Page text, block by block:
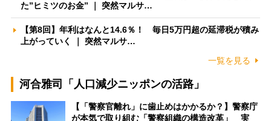
た”ヒミツのお金” ｜ 突然マルサ…
【第8回】年利はなんと14.6％！ 毎日5万円超の延滞税が積み
上がっていく ｜ 突然マルサ…
一覧を見る
河合雅司「人口減少ニッポンの活路」
【「警察官離れ」に歯止めはかかるか？】警察庁
が本気で取り組む「警察組織の構造改革」 実